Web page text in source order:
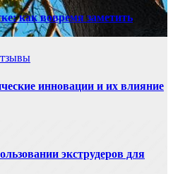
как вовремя заметить
инновации и их влияние
экструдеров для